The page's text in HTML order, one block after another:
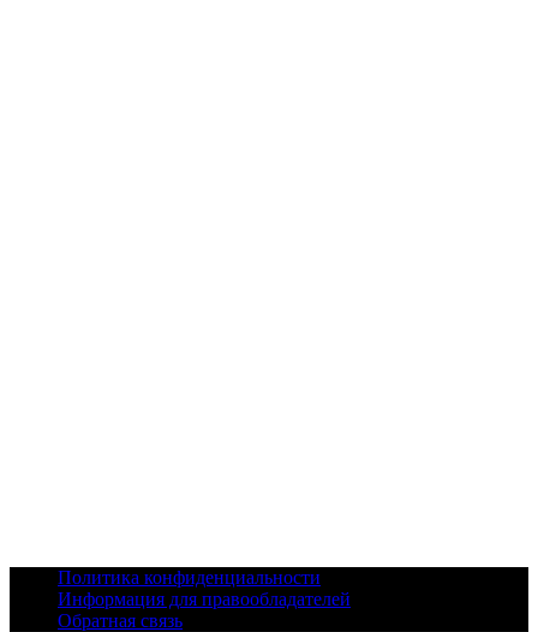
content
Политика конфиденциальности
Информация для правообладателей
Обратная связь